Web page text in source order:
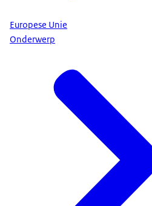
Europese Unie
Onderwerp